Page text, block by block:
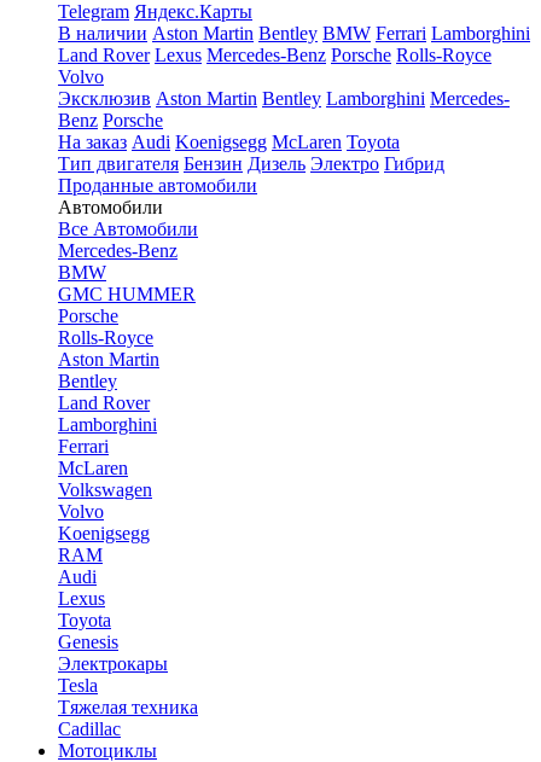
Telegram Яндекс.Карты
В наличии Aston Martin Bentley BMW Ferrari Lamborghini
Land Rover Lexus Mercedes-Benz Porsche Rolls-Royce
Volvo
Эксклюзив Aston Martin Bentley Lamborghini Mercedes-
Benz Porsche
На заказ Audi Koenigsegg McLaren Toyota
Тип двигателя Бензин Дизель Электро Гибрид
Проданные автомобили
Автомобили
Все Автомобили
Mercedes-Benz
BMW
GMC HUMMER
Porsche
Rolls-Royce
Aston Martin
Bentley
Land Rover
Lamborghini
Ferrari
McLaren
Volkswagen
Volvo
Koenigsegg
RAM
Audi
Lexus
Toyota
Genesis
Электрокары
Tesla
Tяжелая техника
Cadillac
Мотоциклы